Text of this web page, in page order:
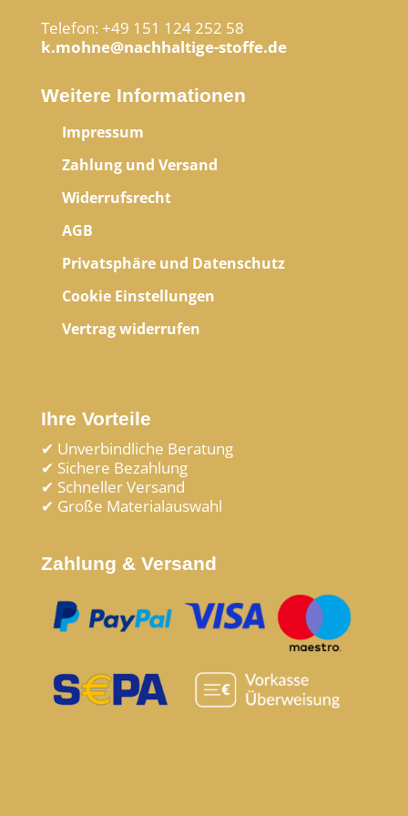
Telefon: +49 151 124 252 58
k.mohne@nachhaltige-stoffe.de
Weitere Informationen
Impressum
Zahlung und Versand
Widerrufsrecht
AGB
Privatsphäre und Datenschutz
Cookie Einstellungen
Vertrag widerrufen
Ihre Vorteile
✔ Unverbindliche Beratung
✔ Sichere Bezahlung
✔ Schneller Versand
✔ Große Materialauswahl
Zahlung & Versand